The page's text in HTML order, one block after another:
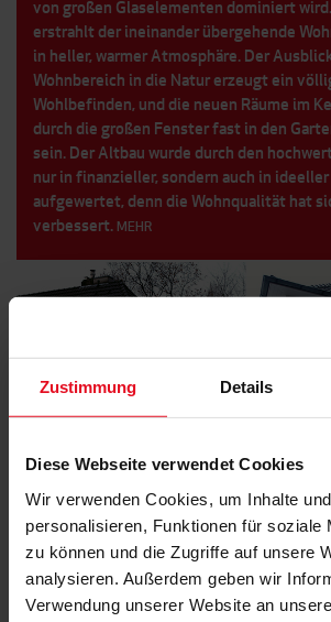
Zustimmung Details
Diese Webseite verwendet Cookies
Wir verwenden Cookies, um Inhalte
personalisieren, Funktionen für soziale
zu können und die Zugriffe auf unsere
analysieren. Außerdem geben wir
Verwendung unserer Website an
von großen Glaselementen dominiert
erstrahlt der ineinander übergehende
in heller, warmer Atmosphäre. Der
Wohnbereich in die Natur erzeugt ein
Wohlbefinden, und die neuen Räume im
durch die großen Fenster fast in den
sein. Der Altbau wurde durch den
nur in finanzieller, sondern auch in
aufgewertet, denn die Wohnqualität hat
verbessert. MEHR